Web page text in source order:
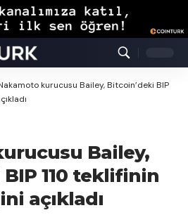
kurucusu Bailey, Bitcoin’deki BIP
Bailey,
110 teklifinin
açıkladı